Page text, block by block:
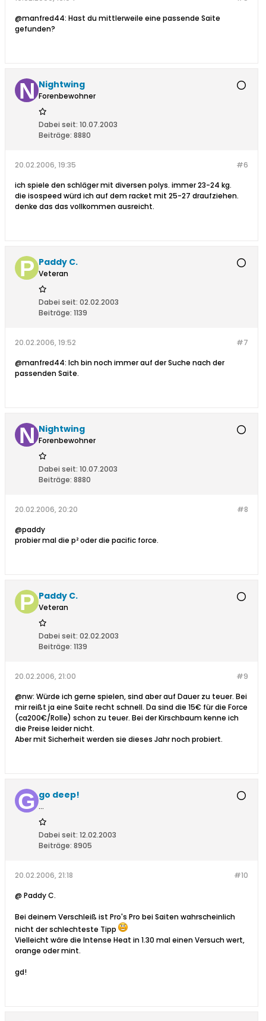
@manfred44: Hast du mittlerweile eine passende Saite
gefunden?
Nightwing
Forenbewohner
Dabei seit: 10.07.2003
Beiträge: 8880
#6
20.02.2006, 19:35
ich spiele den schläger mit diversen polys. immer 23-24 kg.
die isospeed würd ich auf dem racket mit 25-27 draufziehen.
denke das das vollkommen ausreicht.
Paddy C.
Veteran
Dabei seit: 02.02.2003
Beiträge: 1139
#7
20.02.2006, 19:52
@manfred44: Ich bin noch immer auf der Suche nach der
passenden Saite.
Nightwing
Forenbewohner
Dabei seit: 10.07.2003
Beiträge: 8880
#8
20.02.2006, 20:20
@paddy
probier mal die p² oder die pacific force.
Paddy C.
Veteran
Dabei seit: 02.02.2003
Beiträge: 1139
#9
20.02.2006, 21:00
@nw: Würde ich gerne spielen, sind aber auf Dauer zu teuer. Bei
mir reißt ja eine Saite recht schnell. Da sind die 15€ für die Force
(ca200€/Rolle) schon zu teuer. Bei der Kirschbaum kenne ich
die Preise leider nicht.
Aber mit Sicherheit werden sie dieses Jahr noch probiert.
go deep!
...
Dabei seit: 12.02.2003
Beiträge: 8905
#10
20.02.2006, 21:18
@ Paddy C.
Bei deinem Verschleiß ist Pro's Pro bei Saiten wahrscheinlich
nicht der schlechteste Tipp
Vielleicht wäre die Intense Heat in 1.30 mal einen Versuch wert,
orange oder mint.
gd!